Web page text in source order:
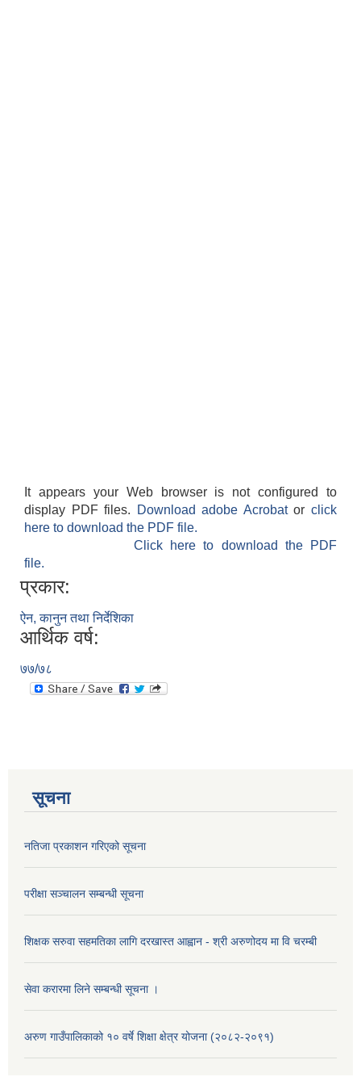
It appears your Web browser is not configured to
display PDF files.
Download adobe Acrobatorclick
here to download the PDF file.
Click here to download the PDF
file.
प्रकार:
ऐन, कानुन तथा निर्देशिका
आर्थिक वर्ष:
७७/७८
सूचना
नतिजा प्रकाशन गरिएको सूचना
परीक्षा सञ्चालन सम्बन्धी सूचना
शिक्षक सरुवा सहमतिका लागि दरखास्त आह्वान - श्री अरुणोदय मा वि चरम्बी
सेवा करारमा लिने सम्बन्धी सूचना ।
अरुण गाउँपालिकाको १० वर्षे शिक्षा क्षेत्र योजना (२०८२-२०९१)